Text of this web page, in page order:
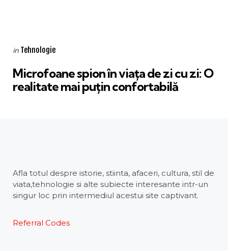
Categories
Posted
in Tehnologie
Microfoane spion în viața de zi cu zi: O
realitate mai puțin confortabilă
Afla totul despre istorie, stiinta, afaceri, cultura, stil de
viata,tehnologie si alte subiecte interesante intr-un
singur loc prin intermediul acestui site captivant.
Referral Codes